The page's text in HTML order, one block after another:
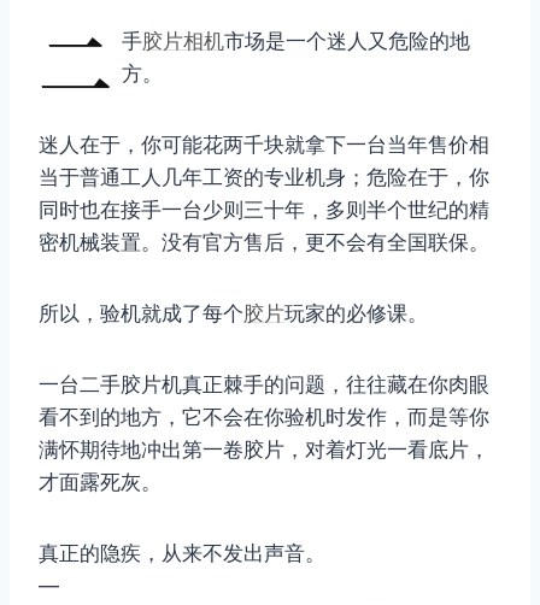
二 手胶片相机市场是一个迷人又危险的地
方。
迷人在于，你可能花两千块就拿下一台当年售价相
当于普通工人几年工资的专业机身；危险在于，你
同时也在接手一台少则三十年，多则半个世纪的精
密机械装置。没有官方售后，更不会有全国联保。
所以，验机就成了每个胶片玩家的必修课。
一台二手胶片机真正棘手的问题，往往藏在你肉眼
看不到的地方，它不会在你验机时发作，而是等你
满怀期待地冲出第一卷胶片，对着灯光一看底片，
才面露死灰。
真正的隐疾，从来不发出声音。
—